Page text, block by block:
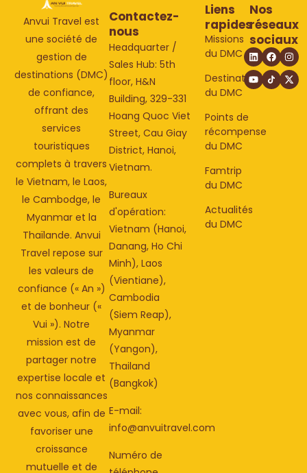
Anvui Travel est
une société de
gestion de
destinations (DMC)
de confiance,
offrant des
services
touristiques
complets à travers
le Vietnam, le Laos,
le Cambodge, le
Myanmar et la
Thaïlande. Anvui
Travel repose sur
les valeurs de
confiance (« An »)
et de bonheur («
Vui »). Notre
mission est de
partager notre
expertise locale et
nos connaissances
avec vous, afin de
favoriser une
croissance
mutuelle et de
Contactez-
nous
Headquarter /
Sales Hub: 5th
floor, H&N
Building, 329-331
Hoang Quoc Viet
Street, Cau Giay
District, Hanoi,
Vietnam.
Bureaux
d'opération:
Vietnam (Hanoi,
Danang, Ho Chi
Minh), Laos
(Vientiane),
Cambodia
(Siem Reap),
Myanmar
(Yangon),
Thailand
(Bangkok)
E-mail:
info@anvuitravel.com
Numéro de
Liens
rapides
Missions
du DMC
Destinations
du DMC
Points de
récompense
du DMC
Famtrip
du DMC
Actualités
du DMC
Nos
réseaux
sociaux